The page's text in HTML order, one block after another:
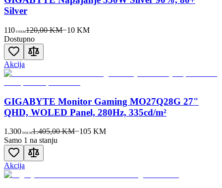
Silver
110 00KM120,00 KM−10 KM
Dostupno
Akcija
GIGABYTE Monitor Gaming MO27Q28G 27"
QHD, WOLED Panel, 280Hz, 335cd/m²
1.300 00KM1.405,00 KM−105KM
Samo 1 na stanju
Akcija